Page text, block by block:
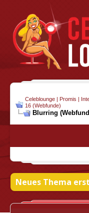
Celeblounge | Promis |
16 (Webfunde)
Blurring
Neues Thema